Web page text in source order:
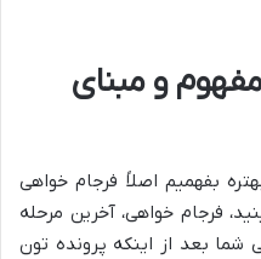
و مبنای
بفهمیم اصلاً فرجام خواهی
فرجام خواهی، آخرین مرحله
بعد از اینکه پرونده تون